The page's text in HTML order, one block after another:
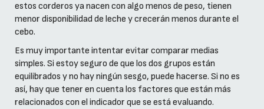
estos corderos ya nacen con algo menos de peso, tienen
menor disponibilidad de leche y crecerán menos durante el
cebo.
Es muy importante intentar evitar comparar medias
simples. Si estoy seguro de que los dos grupos están
equilibrados y no hay ningún sesgo, puede hacerse. Si no es
así, hay que tener en cuenta los factores que están más
relacionados con el indicador que se está evaluando.